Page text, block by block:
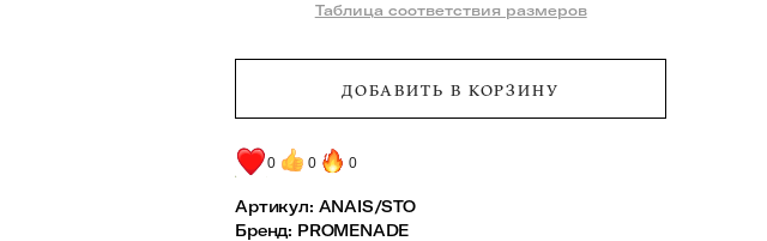
Таблица соответствия размеров
ДОБАВИТЬ В КОРЗИНУ
0 0 0
Артикул: ANAIS/STO
Бренд: PROMENADE